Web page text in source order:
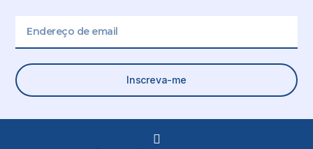
Inscreva-me
L